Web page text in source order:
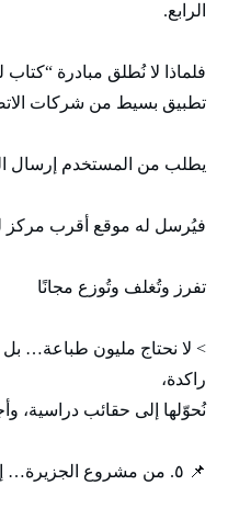
الرابع.
فلماذا لا نُطلق مبادرة “كتاب
تطبيق بسيط من شركات
يطلب من المستخدم إرسال
فيُرسل له موقع أقرب مركز
تفرز وتُغلف وتُوزع مجانًا
> لا نحتاج مليون طباعة…
راكدة،
نُحوّلها إلى حقائب دراسية،
📌 ٥. من مشروع الجزيرة… إلى مشروع الحيّ